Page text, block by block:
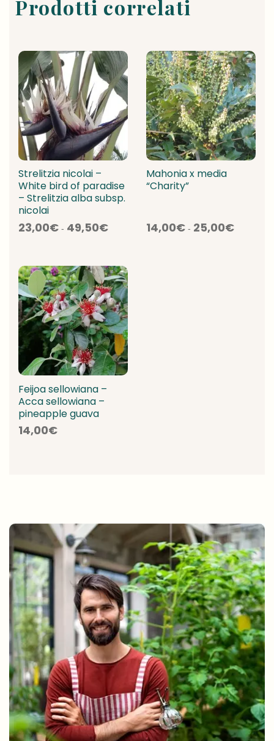
Prodotti correlati
Strelitzia nicolai –
White bird of paradise
– Strelitzia alba subsp.
nicolai
23,00€ - 49,50€di
49,50€
Mahonia x media
“Charity”
14,00€ - 25,00€di
Feijoa sellowiana –
Acca sellowiana –
pineapple guava
14,00€